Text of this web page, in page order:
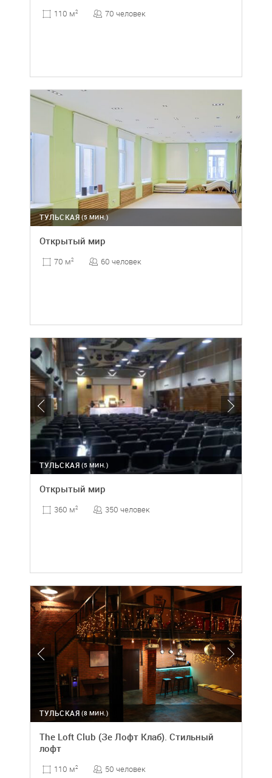
110 м2 70 человек
(5 МИН.)
ТУЛЬСКАЯ
Открытый мир
70 м2 60 человек
(5 МИН.)
ТУЛЬСКАЯ
Открытый мир
360 м2 350 человек
(8 МИН.)
ТУЛЬСКАЯ
The Loft Club (Зе Лофт Клаб). Стильный
лофт
110 м2 50 человек